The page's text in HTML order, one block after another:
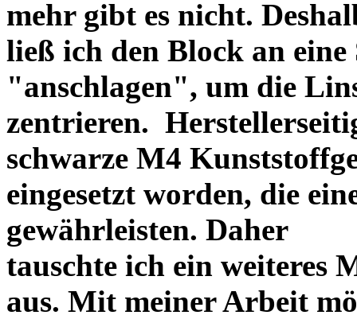
mehr gibt es nicht.
ließ ich den Block an eine
"anschlagen", um die
zentrieren.
schwarze M4
eingesetzt worden, die
gewährleisten. Daher
tauschte ich ein weiteres
aus. Mit meiner Arbeit